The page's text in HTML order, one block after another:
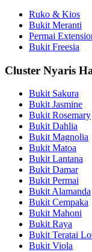
Ruko & Kios
Bukit Meranti
Permai
Bukit Freesia
Cluster Nyaris
Bukit Sakura
Bukit Jasmine
Bukit Rosemary
Bukit Dahlia
Bukit Magnolia
Bukit Matoa
Bukit Lantana
Bukit Damar
Bukit Permai
Bukit Alamanda
Bukit Cempaka
Bukit Mahoni
Bukit Raya
Bukit Teratai
Bukit Viola